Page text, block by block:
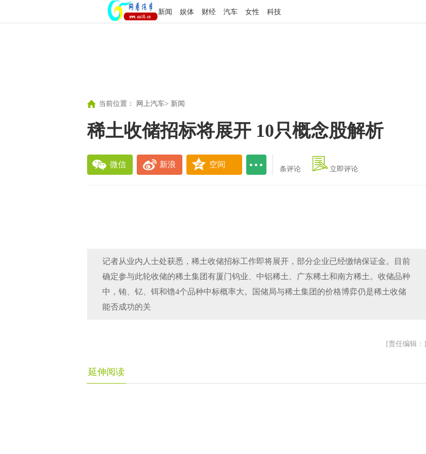
新闻 娱体 财经 汽车 女性 科技
当前位置： 网上汽车> 新闻
稀土收储招标将展开 10只概念股解析
微信 新浪 空间
条评论 立即评论
记者从业内人士处获悉，稀土收储招标工作即将展开，部分企业已经缴纳保证金。目前
确定参与此轮收储的稀土集团有厦门钨业、中铝稀土、广东稀土和南方稀土。收储品种
中，铕、钇、铒和镥4个品种中标概率大。国储局与稀土集团的价格博弈仍是稀土收储
能否成功的关
[责任编辑：]
延伸阅读